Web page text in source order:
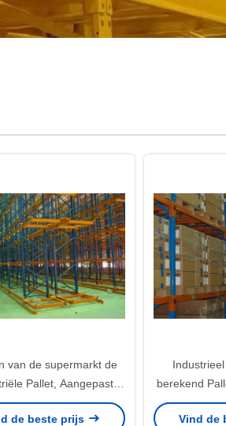
van de supermarkt de
Pallet, Aangepast
Opslagsysteem
de beste prijs
berekend
Staal met
Vind de